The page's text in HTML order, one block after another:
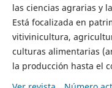
las ciencias agrarias y
Está focalizada en
vitivinicultura,
culturas alimentarias
la producción hasta el